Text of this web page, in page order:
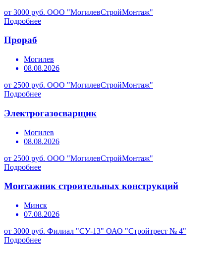
от 3000 руб. ООО "МогилевСтройМонтаж"
Подробнее
Прораб
Могилев
08.08.2026
от 2500 руб. ООО "МогилевСтройМонтаж"
Подробнее
Электрогазосварщик
Могилев
08.08.2026
от 2500 руб. ООО "МогилевСтройМонтаж"
Подробнее
Монтажник строительных конструкций
Минск
07.08.2026
от 3000 руб. Филиал "СУ-13" ОАО "Стройтрест № 4"
Подробнее